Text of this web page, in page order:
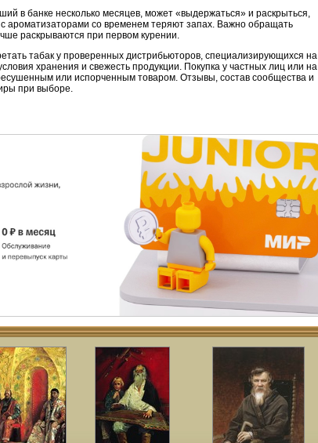
в банке несколько месяцев, может «выдержаться» и раскрыться,
ароматизаторами со временем теряют запах. Важно обращать
раскрываются при первом курении.
табак у проверенных дистрибьюторов, специализирующихся на
хранения и свежесть продукции. Покупка у частных лиц или на
или испорченным товаром. Отзывы, состав сообщества и
при выборе.